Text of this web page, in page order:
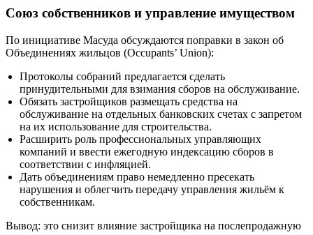
Союз собственников и управление имуществом
По инициативе Масуда обсуждаются поправки в закон об
Объединениях жильцов (Occupants’ Union):
Протоколы собраний предлагается сделать
принудительными для взимания сборов на обслуживание.
Обязать застройщиков размещать средства на
обслуживание на отдельных банковских счетах с запретом
на их использование для строительства.
Расширить роль профессиональных управляющих
компаний и ввести ежегодную индексацию сборов в
соответствии с инфляцией.
Дать объединениям право немедленно пресекать
нарушения и облегчить передачу управления жильём к
собственникам.
Вывод: это снизит влияние застройщика на послепродажную